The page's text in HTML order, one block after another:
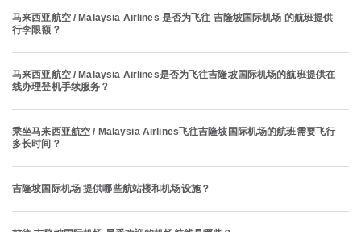
马来西亚航空 / Malaysia Airlines 是否为飞往 吉隆坡国际机场 的航班提供
行李限额？
马来西亚航空 / Malaysia Airlines是否为飞往吉隆坡国际机场的航班提供在
线办理登机手续服务？
乘坐马来西亚航空 / Malaysia Airlines飞往吉隆坡国际机场的航班需要飞行
多长时间？
吉隆坡国际机场 提供哪些航站楼和机场设施？